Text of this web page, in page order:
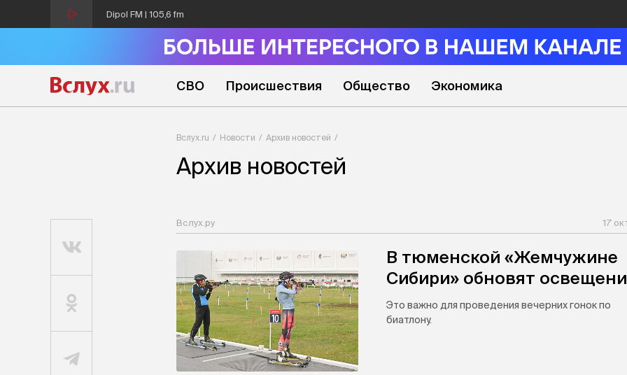
Dipol FM | 105,6 fm
СВО Происшествия Общество Экономика
Вслух.ru Новости Архив новостей
Архив новостей
Вслух.ру 17
В тюменской «Жемчужине
Сибири» обновят
Это важно для проведения вечерних гонок по
биатлону.